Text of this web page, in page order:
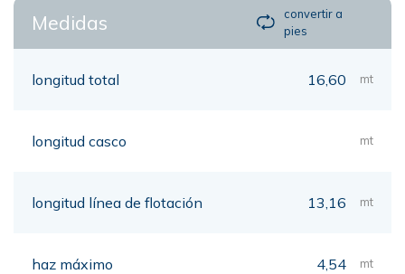
Medidas
convertir a
pies
longitud total 16,60 mt
longitud casco mt
longitud línea de flotación 13,16 mt
haz máximo 4,54 mt